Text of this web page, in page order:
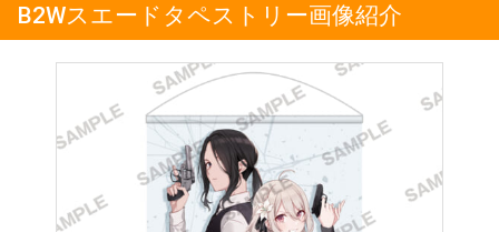
B2Wスエードタペストリー画像紹介